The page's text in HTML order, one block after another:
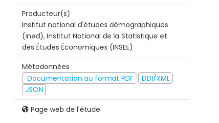
Producteur(s)
Institut national d'études démographiques
(Ined), Institut National de la Statistique et
des Études Économiques (INSEE)
Métadonnées
Documentation au format PDF
DDI/XML
JSON
Page web de l'étude